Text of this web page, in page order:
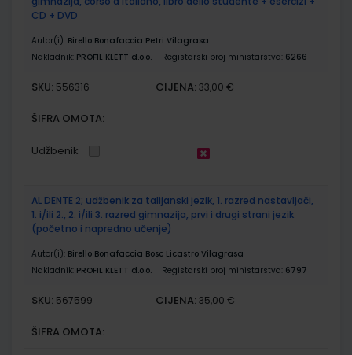
CD + DVD
Autor(i): Birello Bonafaccia Petri Vilagrasa
Nakladnik: PROFIL KLETT d.o.o. Registarski broj ministarstva: 6266
SKU: 556316 CIJENA: 33,00 €
ŠIFRA OMOTA:
Udžbenik
AL DENTE 2; udžbenik za talijanski jezik, 1. razred nastavljači,
1. i/ili 2., 2. i/ili 3. razred gimnazija, prvi i drugi strani jezik
(početno i napredno učenje)
Autor(i): Birello Bonafaccia Bosc Licastro Vilagrasa
Nakladnik: PROFIL KLETT d.o.o. Registarski broj ministarstva: 6797
SKU: 567599 CIJENA: 35,00 €
ŠIFRA OMOTA: